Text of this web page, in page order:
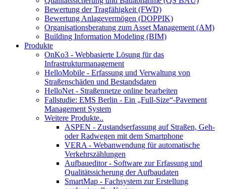
Bewertung der Tragfähigkeit (FWD)
Bewertung Anlagevermögen (DOPPIK)
Organisationsberatung zum Asset Management (AM)
Building Information Modeling (BIM)
Produkte
OnKo3 - Webbasierte Lösung für das
Infrastrukturmanagement
HelloMobile - Erfassung und Verwaltung von
Straßenschäden und Bestandsdaten
HelloNet - Straßennetze online bearbeiten
Fallstudie: EMS Berlin - Ein „Full-Size“-Pavement
Management System
Weitere Produkte..
ASPEN - Zustandserfassung auf Straßen, Geh-
oder Radwegen mit dem Smartphone
VERA - Webanwendung für automatische
Verkehrszählungen
Aufbaueditor - Software zur Erfassung und
Qualitätssicherung der Aufbaudaten
SmartMap - Fachsystem zur Erstellung